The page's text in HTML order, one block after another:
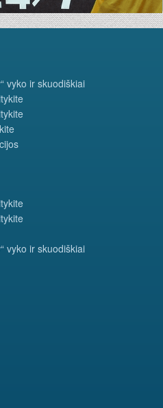
vyko ir skuodiškiai
vyko ir skuodiškiai